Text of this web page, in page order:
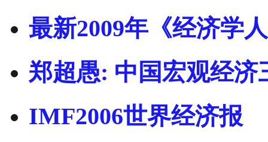
最新2009年《经济学人
郑超愚: 中国宏观经济
IMF2006世界经济报